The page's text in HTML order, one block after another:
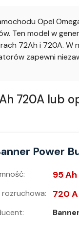
Opel
Ten model w
72Ah i 720A.
zapewni
720A lub
Power
95 Ah
720 A
Banner